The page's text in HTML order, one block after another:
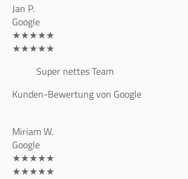
Jan P.
Google
★★★★★
★★★★★
Super nettes Team
Kunden-Bewertung von Google
Miriam W.
Google
★★★★★
★★★★★